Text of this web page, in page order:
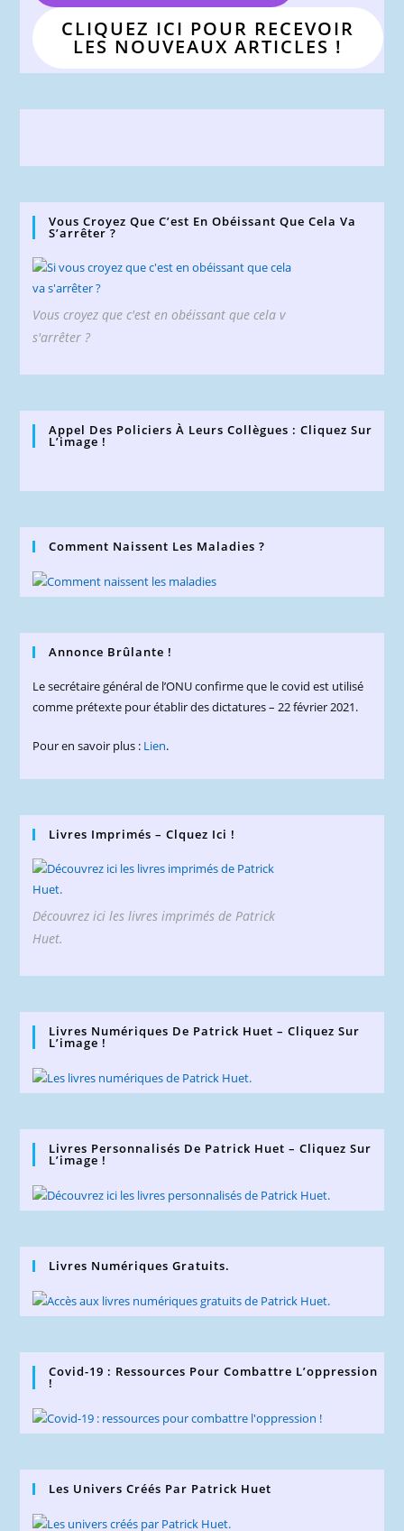
CLIQUEZ ICI POUR RECEVOIR
LES NOUVEAUX ARTICLES !
Vous Croyez Que C’est En Obéissant Que Cela Va
S’arrêter ?
Vous croyez que c'est en obéissant que cela v
s'arrêter ?
Appel Des Policiers À Leurs Collègues : Cliquez Sur
L’image !
Comment Naissent Les Maladies ?
Annonce Brûlante !
Le secrétaire général de l’ONU confirme que le covid est utilisé
comme prétexte pour établir des dictatures – 22 février 2021.
Pour en savoir plus : Lien.
Livres Imprimés – Clquez Ici !
Découvrez ici les livres imprimés de Patrick
Huet.
Livres Numériques De Patrick Huet – Cliquez Sur
L’image !
Livres Personnalisés De Patrick Huet – Cliquez Sur
L’image !
Livres Numériques Gratuits.
Covid-19 : Ressources Pour Combattre L’oppression
!
Les Univers Créés Par Patrick Huet